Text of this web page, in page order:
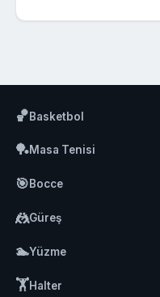
🏀Basketbol
🏓Masa Tenisi
🎯Bocce
🤼Güreş
🏊Yüzme
🏋️Halter